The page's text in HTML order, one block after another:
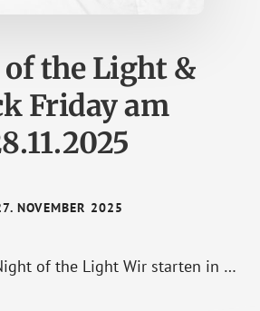
the Light &
Friday am
NOVEMBER 2025
of the Light Wir starten in …